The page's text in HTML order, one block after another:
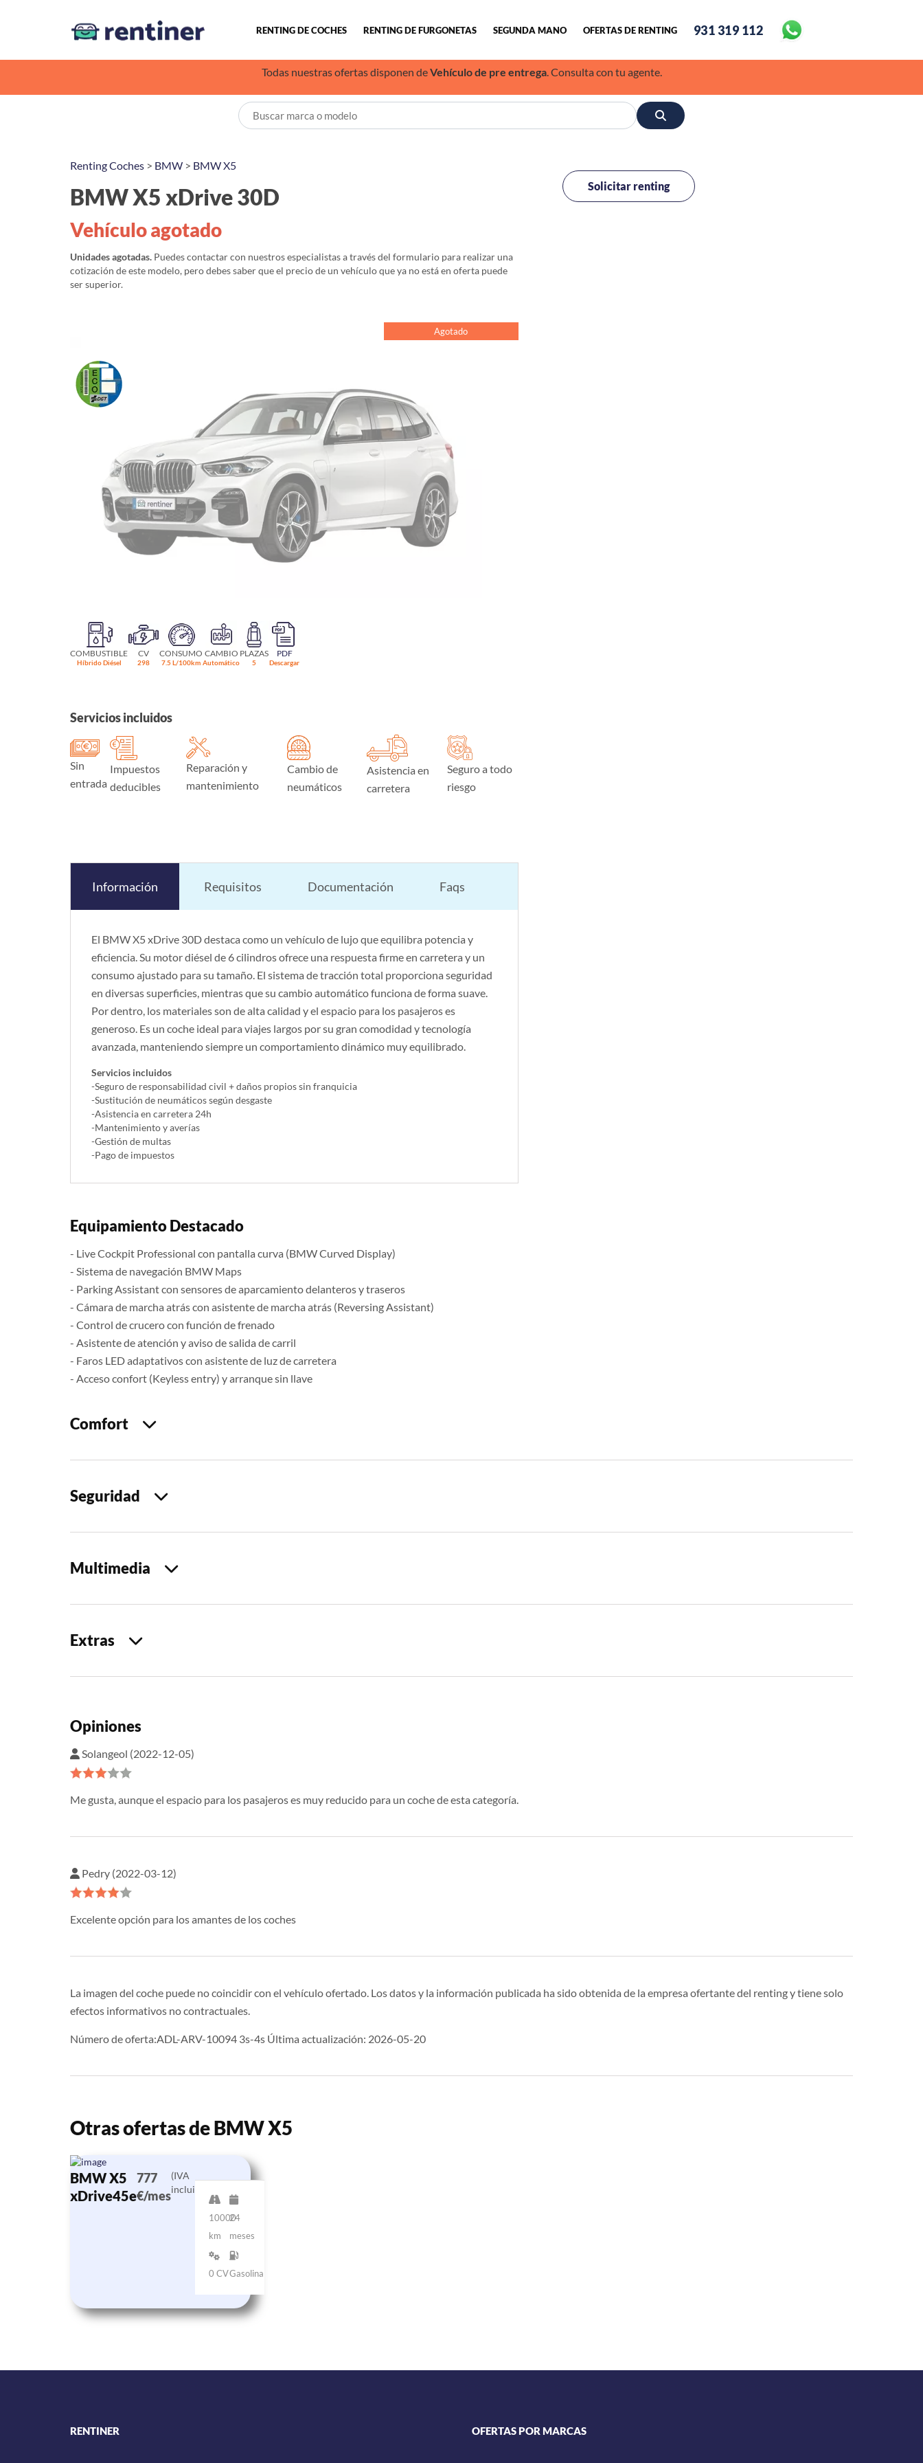
RENTING DE COCHES RENTING DE FURGONETAS SEGUNDA MANO OFERTAS DE RENTING 931 319 112
Todas nuestras ofertas disponen deVehículo de pre entrega. Consulta con tu agente.
Renting Coches > BMW > BMW X5
BMW X5 xDrive 30D
Vehículo agotado
Unidades agotadas. Puedes contactar con nuestros especialistas a través del formulario para realizar una
cotización de este modelo, pero debes saber que el precio de un vehículo que ya no está en oferta puede
ser superior.
Agotado
COMBUSTIBLE
Híbrido Diésel
CV
298
CONSUMO
7.5 L/100km
CAMBIO
Automático
PLAZAS
5
PDF
Descargar
Servicios incluidos
Sin
entrada
Impuestos
deducibles
Reparación y
mantenimiento
Cambio de
neumáticos
Asistencia en
carretera
Seguro a todo
riesgo
Información Requisitos Documentación Faqs
El BMW X5 xDrive 30D destaca como un vehículo de lujo que equilibra potencia y
eficiencia. Su motor diésel de 6 cilindros ofrece una respuesta firme en carretera y un
consumo ajustado para su tamaño. El sistema de tracción total proporciona seguridad
en diversas superficies, mientras que su cambio automático funciona de forma suave.
Por dentro, los materiales son de alta calidad y el espacio para los pasajeros es
generoso. Es un coche ideal para viajes largos por su gran comodidad y tecnología
avanzada, manteniendo siempre un comportamiento dinámico muy equilibrado.
Servicios incluidos
-Seguro de responsabilidad civil + daños propios sin franquicia
-Sustitución de neumáticos según desgaste
-Asistencia en carretera 24h
-Mantenimiento y averías
-Gestión de multas
-Pago de impuestos
Solicitar renting
Equipamiento Destacado
- Live Cockpit Professional con pantalla curva (BMW Curved Display)
- Sistema de navegación BMW Maps
- Parking Assistant con sensores de aparcamiento delanteros y traseros
- Cámara de marcha atrás con asistente de marcha atrás (Reversing Assistant)
- Control de crucero con función de frenado
- Asistente de atención y aviso de salida de carril
- Faros LED adaptativos con asistente de luz de carretera
- Acceso confort (Keyless entry) y arranque sin llave
Comfort
Seguridad
Multimedia
Extras
Opiniones
Solangeol (2022-12-05)
Me gusta, aunque el espacio para los pasajeros es muy reducido para un coche de esta categoría.
Pedry (2022-03-12)
Excelente opción para los amantes de los coches
La imagen del coche puede no coincidir con el vehículo ofertado. Los datos y la información publicada ha sido obtenida de la empresa ofertante del renting y tiene solo
efectos informativos no contractuales.
Número de oferta:ADL-ARV-10094 3s-4s Última actualización: 2026-05-20
Otras ofertas de BMW X5
BMW X5
xDrive45e
777
€/mes
(IVA
incluido)
10000
km
24
meses
0 CVGasolina
RENTINER OFERTAS POR MARCAS